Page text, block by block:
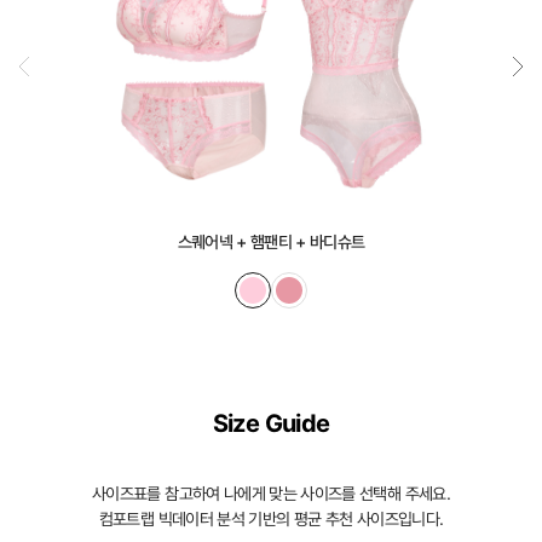
스퀘어넥 + 햄팬티 + 바디슈트
Size Guide
사이즈표를 참고하여 나에게 맞는 사이즈를 선택해 주세요.
컴포트랩 빅데이터 분석 기반의 평균 추천 사이즈입니다.